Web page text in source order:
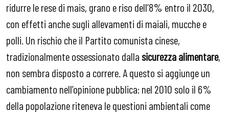
ridurre le rese di mais, grano e riso dell’8% entro il 2030,
con effetti anche sugli allevamenti di maiali, mucche e
polli. Un rischio che il Partito comunista cinese,
tradizionalmente ossessionato dalla sicurezza alimentare,
non sembra disposto a correre. A questo si aggiunge un
cambiamento nell’opinione pubblica: nel 2010 solo il 6%
della popolazione riteneva le questioni ambientali come